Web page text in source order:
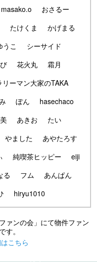
masako.o
おさるー
たけくま
かげまる
こ
シーサイド
花火丸
霜月
リーマン大家のTAKA
ぽん
hasechaco
あきお
たい
やました
あやたろす
純喫茶ヒッピー
eiji
る フム
あんぱん
hiryu1010
ァンの会」にて物件ファン
。
こちら